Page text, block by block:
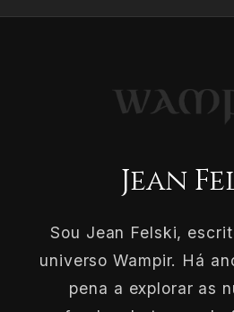
Jean
Sou Jean Felski,
universo Wampir. Há
pena a explorar as